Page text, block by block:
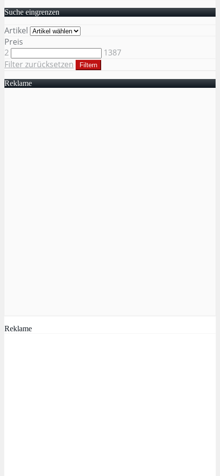
Suche eingrenzen
Artikel
Preis
2
1387
Filter zurücksetzen
Filtern
Reklame
Reklame